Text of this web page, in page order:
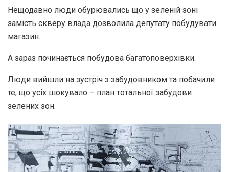
Нещодавно люди обурювались що у зеленій зоні
замість скверу влада дозволила депутату побудувати
магазин.
А зараз починається побудова багатоповерхівки.
Люди вийшли на зустріч з забудовником та побачили
те, що усіх шокувало – план тотальної забудови
зелених зон.